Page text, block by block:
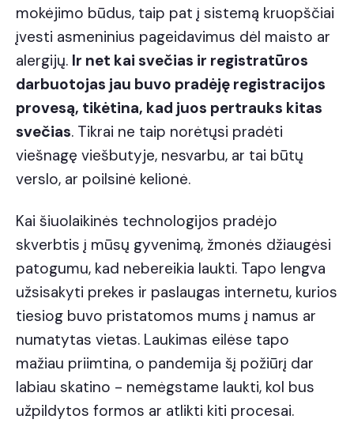
mokėjimo būdus, taip pat į sistemą kruopščiai
įvesti asmeninius pageidavimus dėl maisto ar
alergijų. Ir net kai svečias ir registratūros
darbuotojas jau buvo pradėję registracijos
provesą, tikėtina, kad juos pertrauks kitas
svečias. Tikrai ne taip norėtųsi pradėti
viešnagę viešbutyje, nesvarbu, ar tai būtų
verslo, ar poilsinė kelionė.
Kai šiuolaikinės technologijos pradėjo
skverbtis į mūsų gyvenimą, žmonės džiaugėsi
patogumu, kad nebereikia laukti. Tapo lengva
užsisakyti prekes ir paslaugas internetu, kurios
tiesiog buvo pristatomos mums į namus ar
numatytas vietas. Laukimas eilėse tapo
mažiau priimtina, o pandemija šį požiūrį dar
labiau skatino - nemėgstame laukti, kol bus
užpildytos formos ar atlikti kiti procesai.